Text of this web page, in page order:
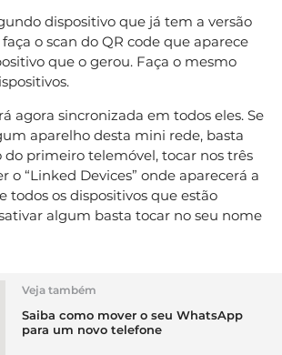
dispositivo que já tem a versão
o scan do QR code que aparece
que o gerou. Faça o mesmo
agora sincronizada em todos eles. Se
aparelho desta mini rede, basta
do primeiro telemóvel, tocar nos três
o “Linked Devices” onde aparecerá a
todos os dispositivos que estão
algum basta tocar no seu nome
Veja também
Saiba como mover o seu WhatsApp
para um novo telefone